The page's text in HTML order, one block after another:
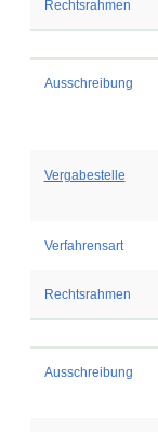
Rechtsrahmen
Ausschreibung
Vergabestelle
Verfahrensart
Rechtsrahmen
Ausschreibung